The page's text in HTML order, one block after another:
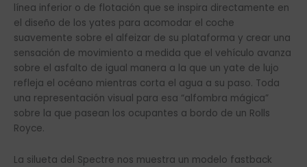
línea inferior o de flotación que se inspira directamente en
el diseño de los yates para acomodar el coche
suavemente sobre el alfeizar de su plataforma y crear una
sensación de movimiento a medida que el vehículo avanza
sobre el asfalto de igual manera a la que un yate de lujo
refleja el océano mientras corta el agua a su paso. Toda
una representación visual para esa “alfombra mágica”
sobre la que pasean los ocupantes a bordo de un Rolls
Royce.
La silueta del Spectre nos muestra un modelo fastback